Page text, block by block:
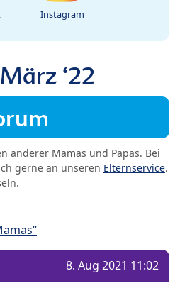
Instagram
‘22
anderer Mamas und Papas. Bei
gerne an unseren Elternservice.
8. Aug 2021 11:02